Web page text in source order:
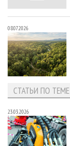
08.07.2026
СТАТЬИ ПО ТЕМЕ
23.03.2026